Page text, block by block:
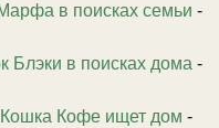
в поисках семьи -
Блэки в поисках дома -
Кофе ищет дом -